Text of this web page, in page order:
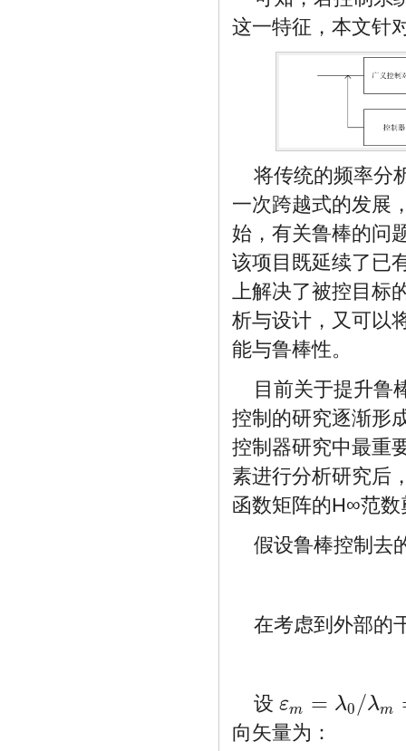
这一特征，本文针
将传统的频率分
一次跨越式的发展
始，有关鲁棒的问
该项目既延续了已
上解决了被控目标
析与设计，又可以
能与鲁棒性。
目前关于提升鲁
控制的研究逐渐形
控制器研究中最重
素进行分析研究后
函数矩阵的H∞范
假设鲁棒控制去
在考虑到外部的
设 εm = λ0 /λm
εm=λ /λ0λ mλm =f m/fmf0 0
向矢量为：